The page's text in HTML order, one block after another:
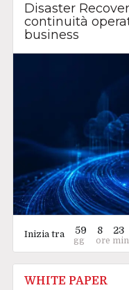
Disaster
continuità
business
Inizia tra 59 8 23
WHITE PAPER